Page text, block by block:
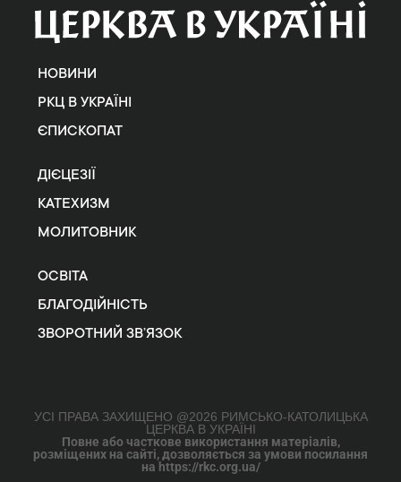
НОВИНИ
РКЦ В УКРАЇНІ
ЄПИСКОПАТ
ДІЄЦЕЗІЇ
КАТЕХИЗМ
МОЛИТОВНИК
ОСВІТА
БЛАГОДІЙНІСТЬ
ЗВОРОТНИЙ ЗВ’ЯЗОК
УСІ ПРАВА ЗАХИЩЕНО @2026 РИМСЬКО-КАТОЛИЦЬКА
ЦЕРКВА В УКРАЇНІ
Повне або часткове використання матеріалів,
розміщених на сайті, дозволяється за умови посилання
на https://rkc.org.ua/